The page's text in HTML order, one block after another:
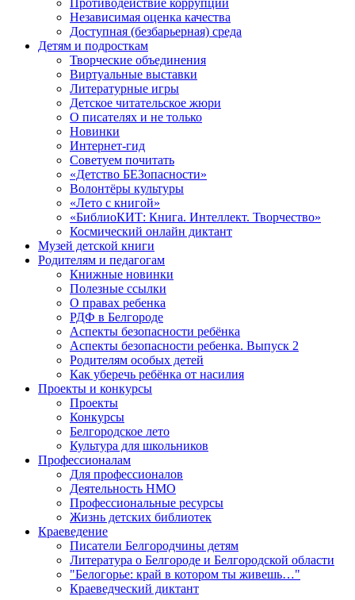
Независимая оценка качества
Доступная (безбарьерная) среда
Детям и подросткам
Творческие объединения
Виртуальные выставки
Литературные игры
Детское читательское жюри
О писателях и не только
Новинки
Интернет-гид
Советуем почитать
«Детство БЕЗопасности»
Волонтёры культуры
«Лето с книгой»
«БиблиоКИТ: Книга. Интеллект. Творчество»
Космический онлайн диктант
Музей детской книги
Родителям и педагогам
Книжные новинки
Полезные ссылки
О правах ребенка
РДФ в Белгороде
Аспекты безопасности ребёнка
Аспекты безопасности ребенка. Выпуск 2
Родителям особых детей
Как уберечь ребёнка от насилия
Проекты и конкурсы
Проекты
Конкурсы
Белгородское лето
Культура для школьников
Профессионалам
Для профессионалов
Деятельность НМО
Профессиональные ресурсы
Жизнь детских библиотек
Краеведение
Писатели Белгородчины детям
Литература о Белгороде и Белгородской области
"Белогорье: край в котором ты живешь…"
Краеведческий диктант